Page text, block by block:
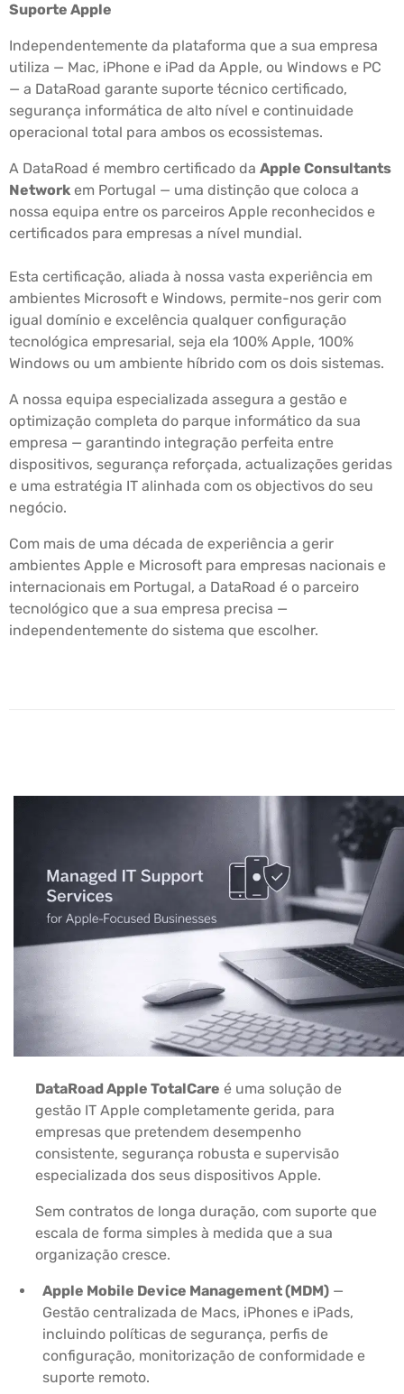
Suporte Apple
Independentemente da plataforma que a sua empresa
utiliza — Mac, iPhone e iPad da Apple, ou Windows e PC
— a DataRoad garante suporte técnico certificado,
segurança informática de alto nível e continuidade
operacional total para ambos os ecossistemas.
A DataRoad é membro certificado da Apple Consultants
Network em Portugal — uma distinção que coloca a
nossa equipa entre os parceiros Apple reconhecidos e
certificados para empresas a nível mundial.
Esta certificação, aliada à nossa vasta experiência em
ambientes Microsoft e Windows, permite-nos gerir com
igual domínio e excelência qualquer configuração
tecnológica empresarial, seja ela 100% Apple, 100%
Windows ou um ambiente híbrido com os dois sistemas.
A nossa equipa especializada assegura a gestão e
optimização completa do parque informático da sua
empresa — garantindo integração perfeita entre
dispositivos, segurança reforçada, actualizações geridas
e uma estratégia IT alinhada com os objectivos do seu
negócio.
Com mais de uma década de experiência a gerir
ambientes Apple e Microsoft para empresas nacionais e
internacionais em Portugal, a DataRoad é o parceiro
tecnológico que a sua empresa precisa —
independentemente do sistema que escolher.
DataRoad Apple TotalCare é uma solução de
gestão IT Apple completamente gerida, para
empresas que pretendem desempenho
consistente, segurança robusta e supervisão
especializada dos seus dispositivos Apple.
Sem contratos de longa duração, com suporte que
escala de forma simples à medida que a sua
organização cresce.
Apple Mobile Device Management (MDM) —
Gestão centralizada de Macs, iPhones e iPads,
incluindo políticas de segurança, perfis de
configuração, monitorização de conformidade e
suporte remoto.